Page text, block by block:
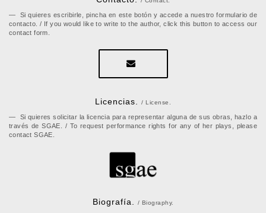
Si quieres escribirle, pincha en este botón y accede a nuestro formulario de
contacto. / If you would like to write to the author, click this button to access our
contact form.
Licencias. / License.
Si quieres solicitar la licencia para representar alguna de sus obras, hazlo a
través de SGAE. / To request performance rights for any of her plays, please
contact SGAE.
Biografía. / Biography.